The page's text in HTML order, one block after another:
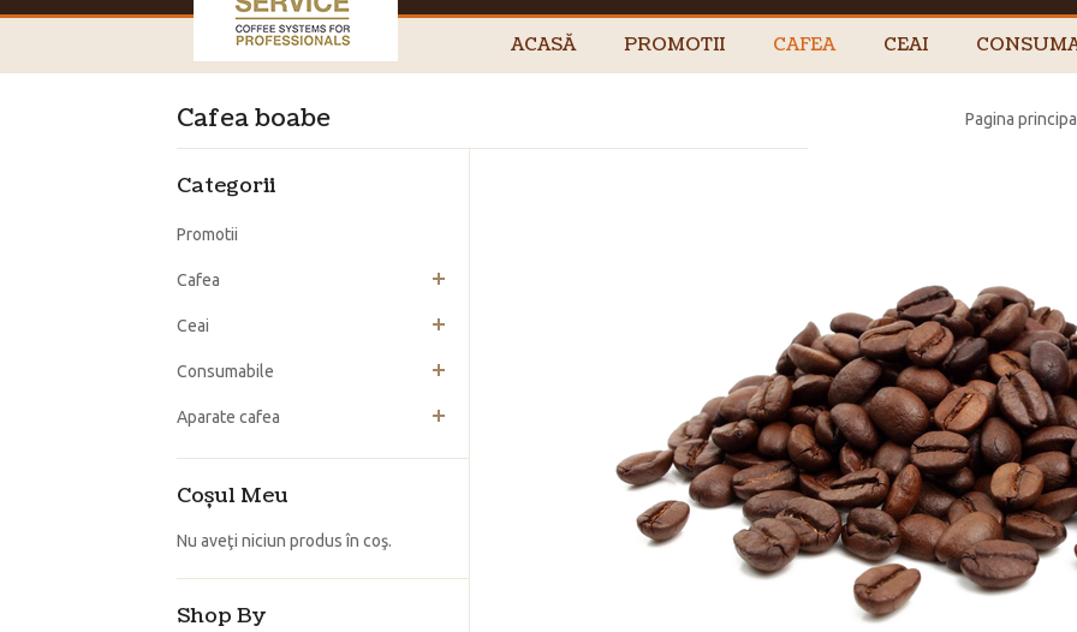
ACASĂ PROMOTII CAFEA CEAI
Pagina
Cafea boabe
Categorii
Promotii
Cafea
Ceai
Consumabile
Aparate cafea
Coşul Meu
Nu aveţi niciun produs în coş.
Shop By